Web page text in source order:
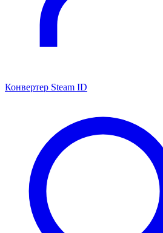
Конвертер Steam ID